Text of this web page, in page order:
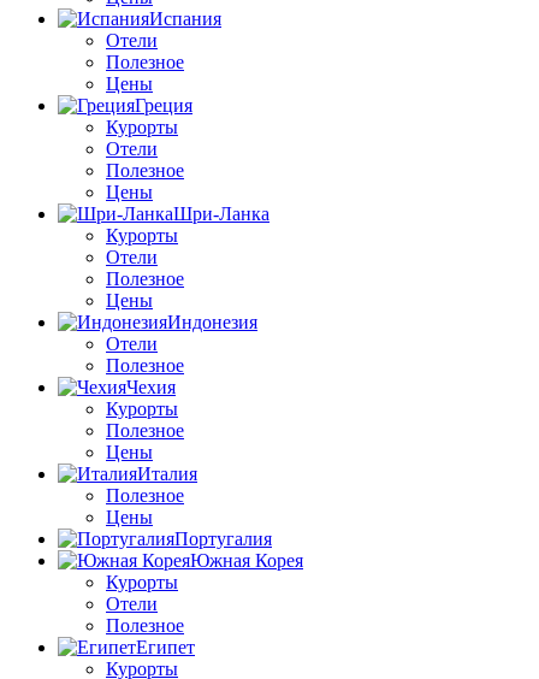
Испания
Отели
Полезное
Цены
Греция
Курорты
Отели
Полезное
Цены
Шри-Ланка
Курорты
Отели
Полезное
Цены
Индонезия
Отели
Полезное
Чехия
Курорты
Полезное
Цены
Италия
Полезное
Цены
Португалия
Южная Корея
Курорты
Отели
Полезное
Египет
Курорты